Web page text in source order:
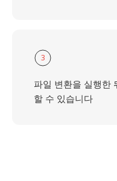
3
파일 변환을 실행한
할 수 있습니다